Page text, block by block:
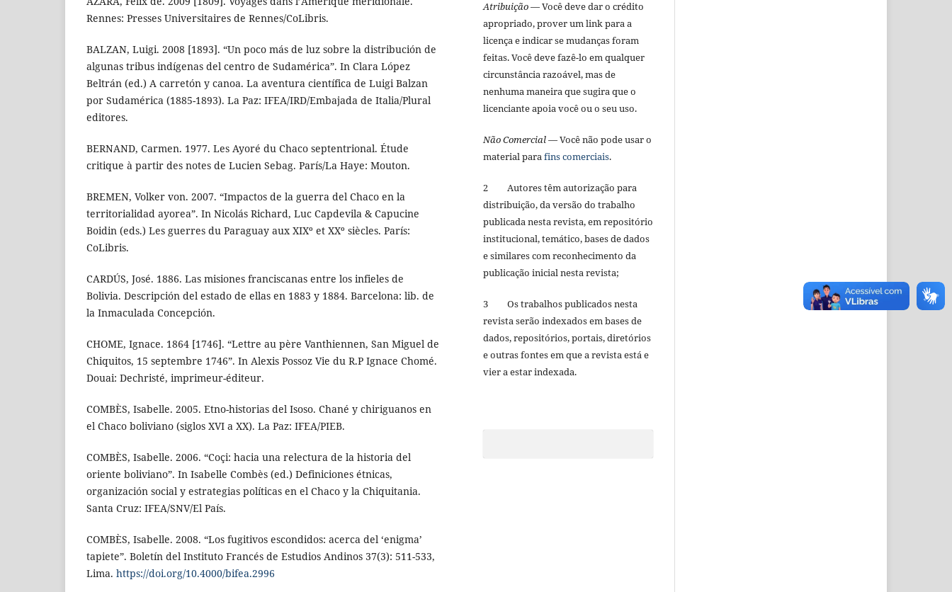
Rennes: Presses Universitaires de Rennes/CoLibris.
BALZAN, Luigi. 2008 [1893]. “Un poco más de luz sobre la distribución de
algunas tribus indígenas del centro de Sudamérica”. In Clara López
Beltrán (ed.) A carretón y canoa. La aventura científica de Luigi Balzan
por Sudamérica (1885-1893). La Paz: IFEA/IRD/Embajada de Italia/Plural
editores.
BERNAND, Carmen. 1977. Les Ayoré du Chaco septentrional. Étude
critique à partir des notes de Lucien Sebag. París/La Haye: Mouton.
BREMEN, Volker von. 2007. “Impactos de la guerra del Chaco en la
territorialidad ayorea”. In Nicolás Richard, Luc Capdevila & Capucine
Boidin (eds.) Les guerres du Paraguay aux XIXº et XXº siècles. París:
CoLibris.
CARDÚS, José. 1886. Las misiones franciscanas entre los infieles de
Bolivia. Descripción del estado de ellas en 1883 y 1884. Barcelona: lib. de
la Inmaculada Concepción.
CHOME, Ignace. 1864 [1746]. “Lettre au père Vanthiennen, San Miguel de
Chiquitos, 15 septembre 1746”. In Alexis Possoz Vie du R.P Ignace Chomé.
Douai: Dechristé, imprimeur-éditeur.
COMBÈS, Isabelle. 2005. Etno-historias del Isoso. Chané y chiriguanos en
el Chaco boliviano (siglos XVI a XX). La Paz: IFEA/PIEB.
COMBÈS, Isabelle. 2006. “Coçi: hacia una relectura de la historia del
oriente boliviano”. In Isabelle Combès (ed.) Definiciones étnicas,
organización social y estrategias políticas en el Chaco y la Chiquitania.
Santa Cruz: IFEA/SNV/El País.
COMBÈS, Isabelle. 2008. “Los fugitivos escondidos: acerca del ‘enigma’
tapiete”. Boletín del Instituto Francés de Estudios Andinos 37(3): 511-533,
Lima. https://doi.org/10.4000/bifea.2996
Atribuição— Você deve dar o crédito
apropriado, prover um link para a
licença e indicar se mudanças foram
feitas. Você deve fazê-lo em qualquer
circunstância razoável, mas de
nenhuma maneira que sugira que o
licenciante apoia você ou o seu uso.
Não Comercial— Você não pode usar o
material parafins comerciais.
2 Autores têm autorização para
distribuição, da versão do trabalho
publicada nesta revista, em repositório
institucional, temático, bases de dados
e similares com reconhecimento da
publicação inicial nesta revista;
3 Os trabalhos publicados nesta
revista serão indexados em bases de
dados, repositórios, portais, diretórios
e outras fontes em que a revista está e
vier a estar indexada.